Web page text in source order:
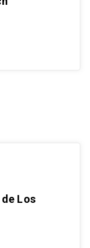
Los